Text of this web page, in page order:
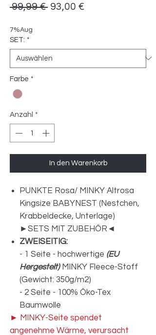
99,99 € Standardpreis
93,00 €
7%Aug
SET: *
Farbe *
Anzahl *
In den Warenkorb
PUNKTE Rosa/ MINKY Altrosa
Kingsize BABYNEST (Nestchen,
Krabbeldecke, Unterlage)
►SETS MIT ZUBEHÖR◄
ZWEISEITIG:
- 1 Seite - hochwertige (EU
Hergestelt) MINKY Fleece-Stoff
(Gewicht: 350g/m2)
- 2 Seite - 100% Öko-Tex
Baumwolle
► MINKY-Seite spendet
angenehme Wärme, verursacht